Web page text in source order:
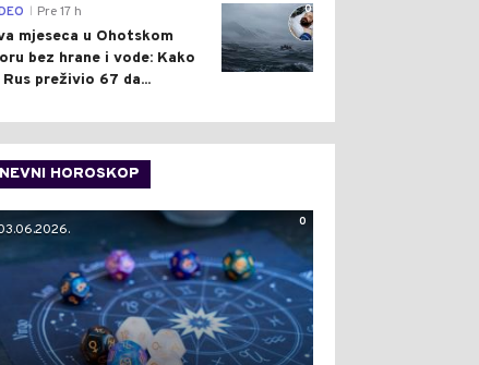
0
Pre 17 h
mjeseca u Ohotskom
bez hrane i vode: Kako
preživio 67 da...
HOROSKOP
0